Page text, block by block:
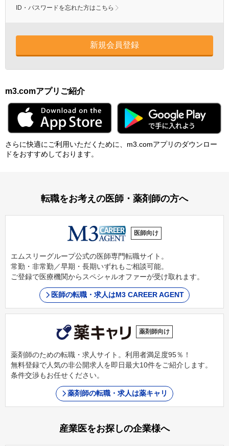
ID・パスワードを忘れた方はこちら
新規会員登録
m3.comアプリご紹介
さらに快適にご利⽤いただくために、m3.comアプリのダウンロー
ドをおすすめしております。
転職をお考えの医師・薬剤師の方へ
医師向け
エムスリーグループ公式の医師専門転職サイト。
常勤・非常勤／早期・長期いずれもご相談可能。
ご登録で医療機関からスペシャルオファーが受け取れます。
医師の転職・求人はM3 CAREER AGENT
薬剤師向け
薬剤師のための転職・求人サイト。利用者満足度95％！
無料登録で人気の非公開求人を即日最大10件をご紹介します。
条件交渉もお任せください。
薬剤師の転職・求人は薬キャリ
産業医をお探しの企業様へ